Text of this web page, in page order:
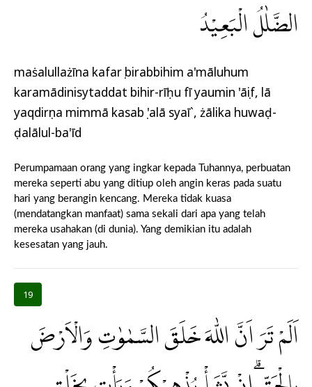
الضَّلٰلُ الْبَعِيْدُ
maṡalullażīna kafarụ birabbihim a'māluhum
karamādinisytaddat bihir-rīḥu fī yaumin 'āṣif, lā
yaqdirụna mimmā kasabụ 'alā syaī`, żālika huwaḍ-
ḍalālul-ba'īd
Perumpamaan orang yang ingkar kepada Tuhannya, perbuatan
mereka seperti abu yang ditiup oleh angin keras pada suatu
hari yang berangin kencang. Mereka tidak kuasa
(mendatangkan manfaat) sama sekali dari apa yang telah
mereka usahakan (di dunia). Yang demikian itu adalah
kesesatan yang jauh.
19
اَلَمْ تَرَ اَنَّ اللّٰهَ خَلَقَ السَّمٰوٰتِ وَالْاَرْضَ